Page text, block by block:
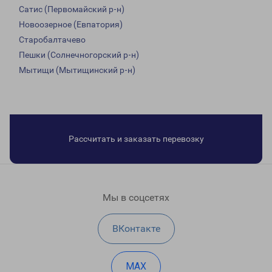
Сатис (Первомайский р-н)
Новоозерное (Евпатория)
Старобалтачево
Пешки (Солнечногорский р-н)
Мытищи (Мытищинский р-н)
Рассчитать и заказать перевозку
Мы в соцсетях
ВКонтакте
MAX